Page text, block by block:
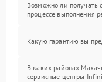
Возможно ли получать
процессе выполнения
Какую гарантию вы
В каких районах
сервисные центры